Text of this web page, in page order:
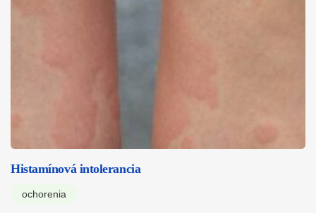
Histamínová intolerancia
ochorenia